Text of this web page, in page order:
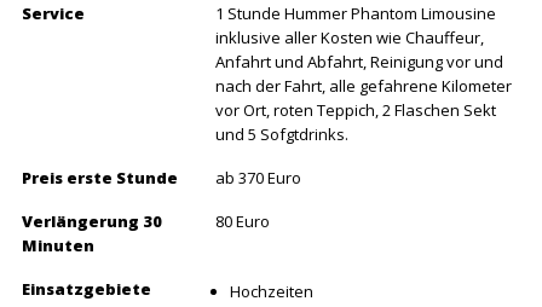
Service
1 Stunde Hummer Phantom Limousine
inklusive aller Kosten wie Chauffeur,
Anfahrt und Abfahrt, Reinigung vor und
nach der Fahrt, alle gefahrene Kilometer
vor Ort, roten Teppich, 2 Flaschen Sekt
und 5 Sofgtdrinks.
Preis erste Stunde
ab 370 Euro
Verlängerung 30
Minuten
80 Euro
Einsatzgebiete
Hochzeiten